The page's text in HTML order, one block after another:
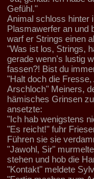
Gefühl."
Animal schloss hinter
Plasmawerfer an und
warf er Strings einen
"Was ist los, Strings,
gerade wenn's lustig
fassen?! Bist du
"Halt doch die
Arschloch" Meiners,
hämisches Grinsen
ansetzte:
"Ich hab wenigstens
"Es reicht!" fuhr
Führen sie sie
"Jawohl, Sir"
stehen und hob die
"Kontakt" meldete